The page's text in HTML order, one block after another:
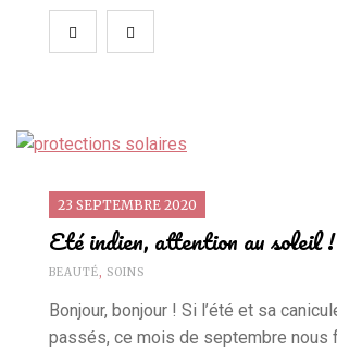
EN CUISINE
Des nems sans friteuse
EN CUISINE
Les bonbons Fini, pour moi
23 SEPTEMBRE 2020
Eté indien, attention au soleil !
BEAUTÉ, SOINS
Bonjour, bonjour ! Si l’été et sa
passés, ce mois de septembre nous